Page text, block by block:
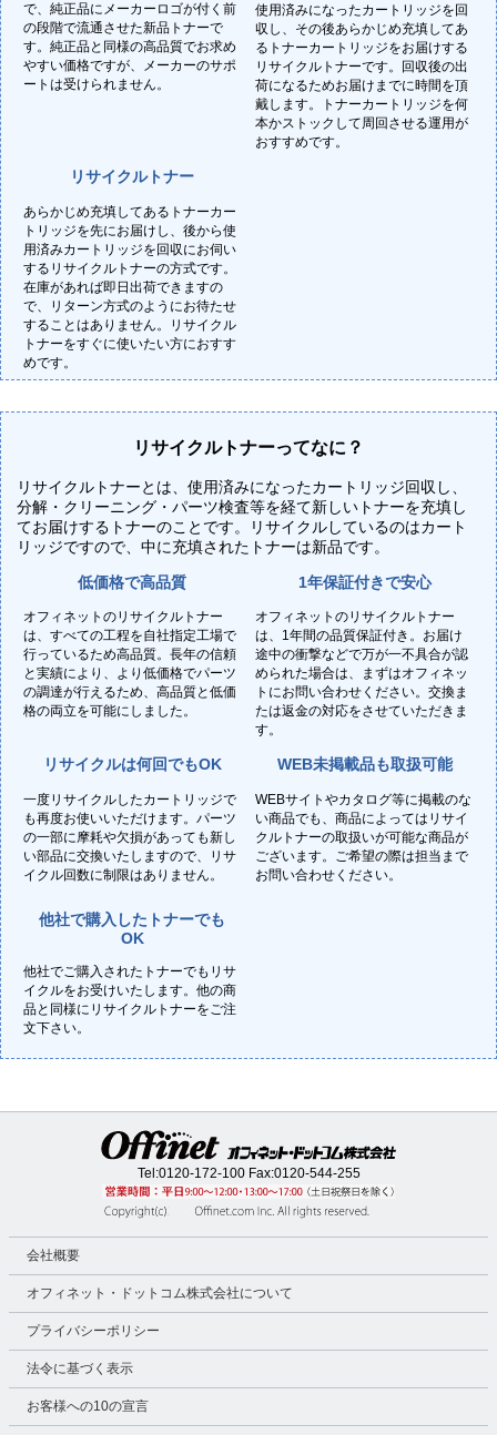
で、純正品にメーカーロゴが付く前
の段階で流通させた新品トナーで
す。純正品と同様の高品質でお求め
やすい価格ですが、メーカーのサポ
ートは受けられません。
使用済みになったカートリッジを回
収し、その後あらかじめ充填してあ
るトナーカートリッジをお届けする
リサイクルトナーです。回収後の出
荷になるためお届けまでに時間を頂
戴します。トナーカートリッジを何
本かストックして周回させる運用が
おすすめです。
リサイクルトナー
あらかじめ充填してあるトナーカー
トリッジを先にお届けし、後から使
用済みカートリッジを回収にお伺い
するリサイクルトナーの方式です。
在庫があれば即日出荷できますの
で、リターン方式のようにお待たせ
することはありません。リサイクル
トナーをすぐに使いたい方におすす
めです。
リサイクルトナーってなに？
リサイクルトナーとは、使用済みになったカートリッジ回収し、
分解・クリーニング・パーツ検査等を経て新しいトナーを充填し
てお届けするトナーのことです。リサイクルしているのはカート
リッジですので、中に充填されたトナーは新品です。
低価格で高品質
オフィネットのリサイクルトナー
は、すべての工程を自社指定工場で
行っているため高品質。長年の信頼
と実績により、より低価格でパーツ
の調達が行えるため、高品質と低価
格の両立を可能にしました。
1年保証付きで安心
オフィネットのリサイクルトナー
は、1年間の品質保証付き。お届け
途中の衝撃などで万が一不具合が認
められた場合は、まずはオフィネッ
トにお問い合わせください。交換ま
たは返金の対応をさせていただきま
す。
リサイクルは何回でもOK
一度リサイクルしたカートリッジで
も再度お使いいただけます。パーツ
の一部に摩耗や欠損があっても新し
い部品に交換いたしますので、リサ
イクル回数に制限はありません。
WEB未掲載品も取扱可能
WEBサイトやカタログ等に掲載のな
い商品でも、商品によってはリサイ
クルトナーの取扱いが可能な商品が
ございます。ご希望の際は担当まで
お問い合わせください。
他社で購入したトナーでも
OK
他社でご購入されたトナーでもリサ
イクルをお受けいたします。他の商
品と同様にリサイクルトナーをご注
文下さい。
Tel:0120-172-100Fax:0120-544-255
会社概要
オフィネット・ドットコム株式会社について
プライバシーポリシー
法令に基づく表示
お客様への10の宣言